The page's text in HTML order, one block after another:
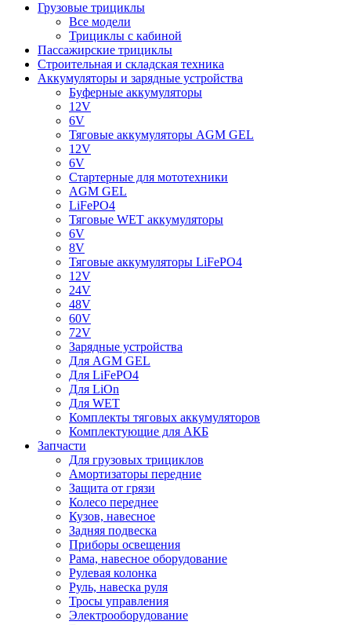
Грузовые трициклы
Все модели
Трициклы с кабиной
Пассажирские трициклы
Строительная и складская техника
Аккумуляторы и зарядные устройства
Буферные аккумуляторы
12V
6V
Тяговые аккумуляторы AGM GEL
12V
6V
Стартерные для мототехники
AGM GEL
LiFePO4
Тяговые WET аккумуляторы
6V
8V
Тяговые аккумуляторы LiFePO4
12V
24V
48V
60V
72V
Зарядные устройства
Для AGM GEL
Для LiFePO4
Для LiOn
Для WET
Комплекты тяговых аккумуляторов
Комплектующие для АКБ
Запчасти
Для грузовых трициклов
Амортизаторы передние
Защита от грязи
Колесо переднее
Кузов, навесное
Задняя подвеска
Приборы освещения
Рама, навесное оборудование
Рулевая колонка
Руль, навеска руля
Тросы управления
Электрооборудование